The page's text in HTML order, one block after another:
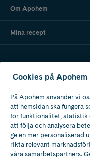
Om Apohem
Mina recept
Ladda ner vår app
Apotek med tillstånd
av Läkemedelsverket
Cookies på Apohem
På Apohem använder vi
att hemsidan ska fungera
för funktionalitet, statistik
att följa och analysera
ge en mer personaliserad
rikta relevant
våra samarbetspartners.